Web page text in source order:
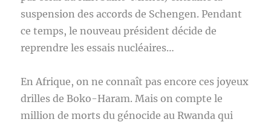
suspension des accords de Schengen. Pendant
ce temps, le nouveau président décide de
reprendre les essais nucléaires…
En Afrique, on ne connaît pas encore ces joyeux
drilles de Boko-Haram. Mais on compte le
million de morts du génocide au Rwanda qui